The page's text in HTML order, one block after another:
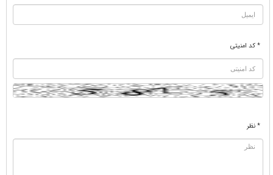
* کد امنیتی
* نظر